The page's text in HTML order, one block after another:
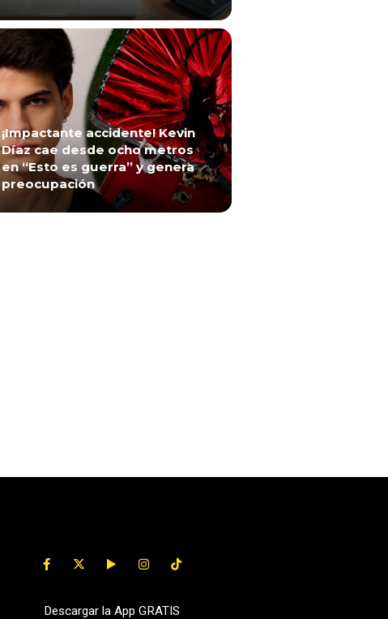
¡Impactante accidente! Kevin
Díaz cae desde ocho metros
en “Esto es guerra” y genera
preocupación
Descargar la App GRATIS